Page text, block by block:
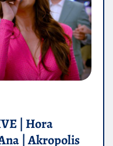
| Hora
| Akropolis